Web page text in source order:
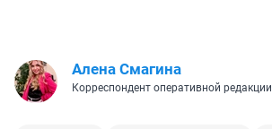
Алена Смагина
Корреспондент оперативной редакции